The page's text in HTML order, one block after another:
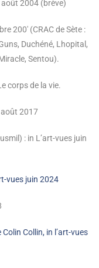
août 2004 (brève)
200′ (CRAC de Sète :
Duchéné, Lhopital,
Sentou).
corps de la vie.
août 2017
: in L’art-vues juin
vues juin 2024
Collin, in l’art-vues